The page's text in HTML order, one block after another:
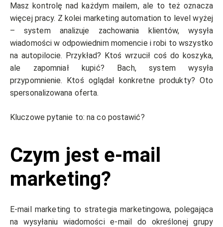
Masz kontrolę nad każdym mailem, ale to też oznacza
więcej pracy. Z kolei marketing automation to level wyżej
– system analizuje zachowania klientów, wysyła
wiadomości w odpowiednim momencie i robi to wszystko
na autopilocie. Przykład? Ktoś wrzucił coś do koszyka,
ale zapomniał kupić? Bach, system wysyła
przypomnienie. Ktoś oglądał konkretne produkty? Oto
spersonalizowana oferta.
Kluczowe pytanie to: na co postawić?
Czym jest e-mail
marketing?
E-mail marketing to strategia marketingowa, polegająca
na wysyłaniu wiadomości e-mail do określonej grupy